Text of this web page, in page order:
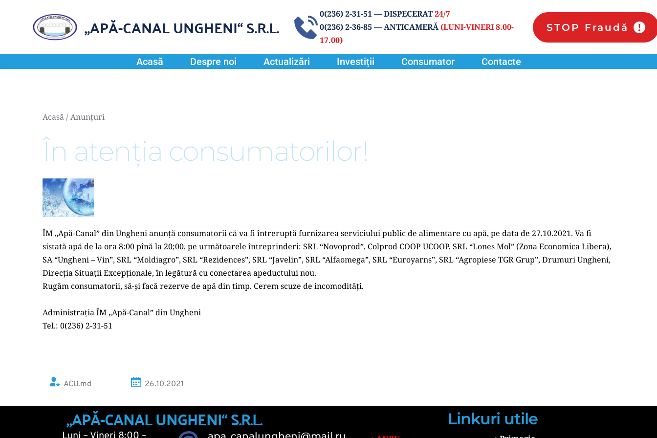
„APĂ-CANAL UNGHENI“ S.R.L. 0(236) 2-31-51 — DISPECERAT 24/7
0(236) 2-36-85 — ANTICAMERĂ (LUNI-VINERI 8.00-
17.00)
STOP Fraudă
Acasă Despre noi Actualizări Investiții Consumator Contacte
Acasă / Anunțuri
În atenția consumatorilor!
ÎM „Apă-Canal” din Ungheni anunță consumatorii că va fi întreruptă furnizarea serviciului public de alimentare cu apă, pe data de 27.10.2021. Va fi
sistată apă de la ora 8:00 pînă la 20;00, pe următoarele întreprinderi: SRL “Novoprod”, Colprod COOP UCOOP, SRL “Lones Mol” (Zona Economica Libera),
SA “Ungheni – Vin”, SRL “Moldiagro”, SRL “Rezidences”, SRL “Javelin”, SRL “Alfaomega”, SRL “Euroyarns”, SRL “Agropiese TGR Grup”, Drumuri Ungheni,
Direcţia Situaţii Excepţionale, în legătură cu conectarea apeductului nou.
Rugăm consumatorii, să-și facă rezerve de apă din timp. Cerem scuze de incomodități.
Administrația ÎM „Apă-Canal” din Ungheni
Tel.: 0(236) 2-31-51
ACU.md 26.10.2021
„APĂ-CANAL UNGHENI“ S.R.L. Linkuri utile